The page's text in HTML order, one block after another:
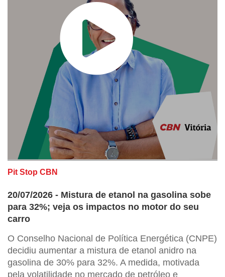
Pit Stop CBN
20/07/2026 - Mistura de etanol na gasolina sobe
para 32%; veja os impactos no motor do seu
carro
O Conselho Nacional de Política Energética (CNPE)
decidiu aumentar a mistura de etanol anidro na
gasolina de 30% para 32%. A medida, motivada
pela volatilidade no mercado de petróleo e